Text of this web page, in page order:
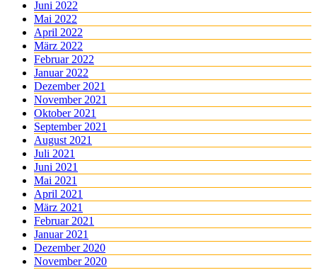
Juni 2022
Mai 2022
April 2022
März 2022
Februar 2022
Januar 2022
Dezember 2021
November 2021
Oktober 2021
September 2021
August 2021
Juli 2021
Juni 2021
Mai 2021
April 2021
März 2021
Februar 2021
Januar 2021
Dezember 2020
November 2020